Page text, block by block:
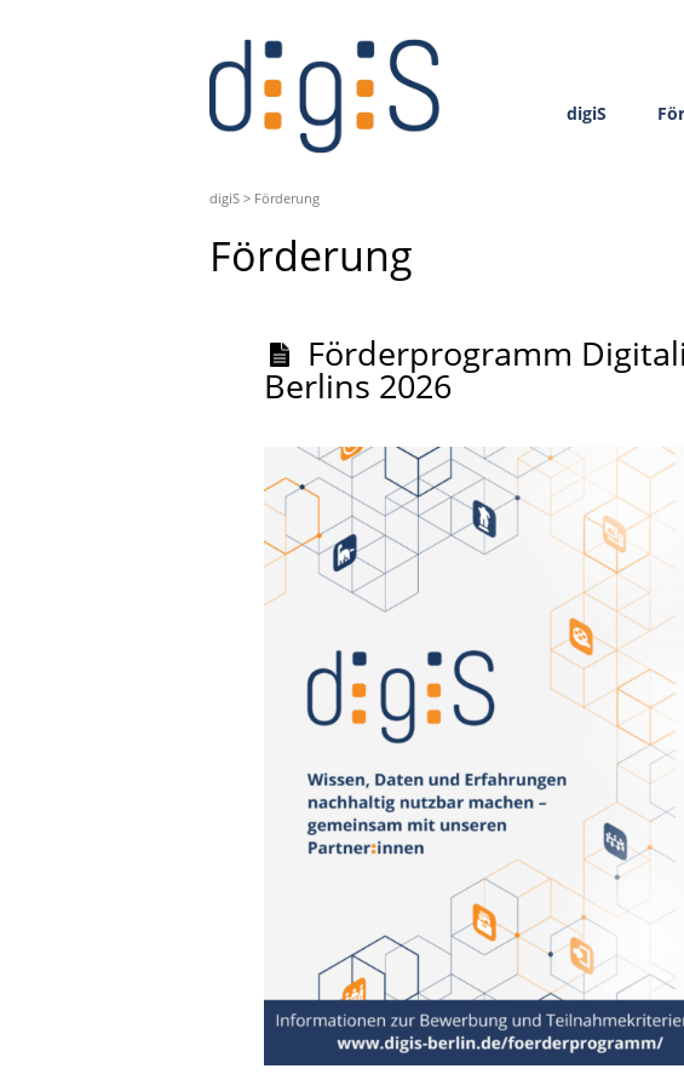
digiS
digiS > Förderung
Förderung
Förderprogramm
Berlins 2026